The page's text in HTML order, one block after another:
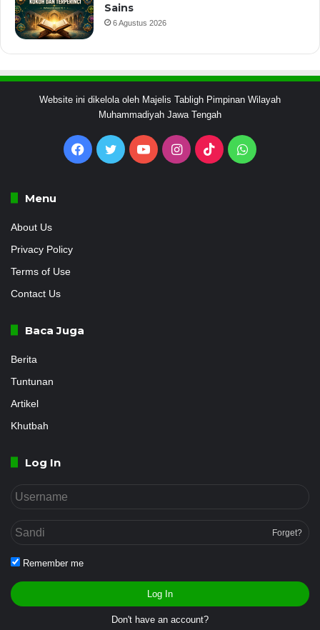
Sains
6 Agustus 2026
Website ini dikelola oleh Majelis Tabligh Pimpinan Wilayah
Muhammadiyah Jawa Tengah
Facebook
Twitter YouTubeInstagram
TikTokWhatsApp
Menu
About Us
Privacy Policy
Terms of Use
Contact Us
Baca Juga
Berita
Tuntunan
Artikel
Khutbah
Log In
Forget?
Remember me
Log In
Don't have an account?